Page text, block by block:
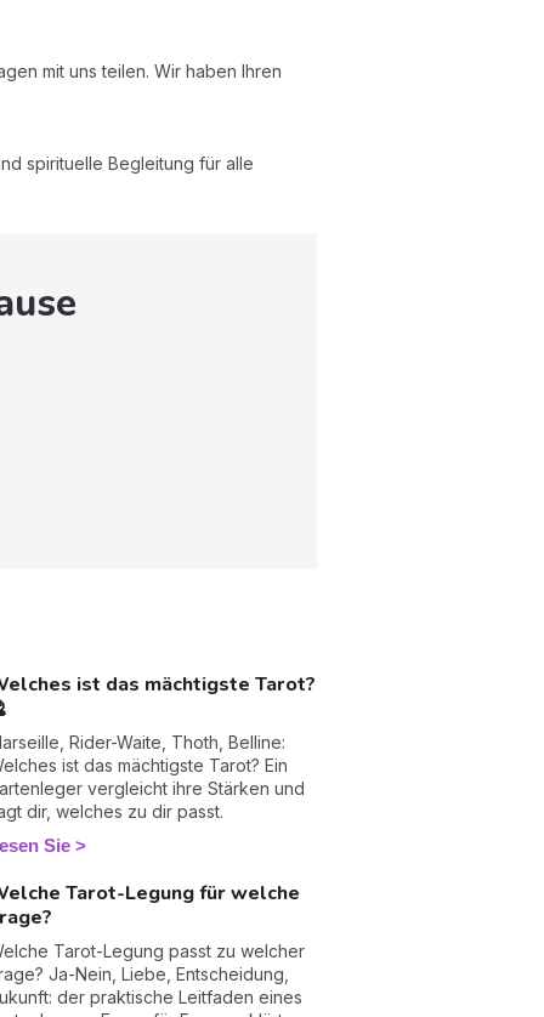
mit uns teilen. Wir haben Ihren
spirituelle Begleitung für alle
ist das mächtigste Tarot?
Rider-Waite, Thoth, Belline:
ist das mächtigste Tarot? Ein
vergleicht ihre Stärken und
dir, welches zu dir passt.
Sie
Tarot-Legung für welche
Tarot-Legung passt zu welcher
Ja-Nein, Liebe, Entscheidung,
der praktische Leitfaden eines